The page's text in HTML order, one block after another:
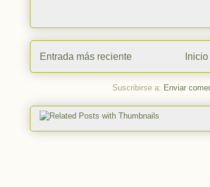
Entrada más reciente Inicio
Suscribirse a: Enviar